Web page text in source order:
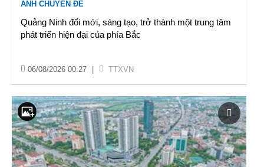
ẢNH CHUYÊN ĐỀ
Quảng Ninh đổi mới, sáng tạo, trở thành một trung tâm
phát triển hiện đại của phía Bắc
06/08/2026 00:27 TTXVN